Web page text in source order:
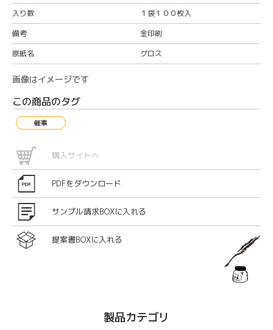
入り数
１袋１００枚入
備考
金印刷
原紙名
グロス
画像はイメージです
この商品のタグ
催事
購入サイトへ
PDFをダウンロード
サンプル請求BOXに入れる
提案書BOXに入れる
製品カテゴリ